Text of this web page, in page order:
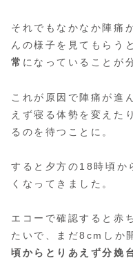
それでもなかなか陣痛
んの様子を見てもらう
常 になっていることが
これが原因で陣痛が進
えず寝る体勢を変えた
るのを待つことに。
すると夕方の18時頃か
くなってきました。
エコーで確認すると赤
たいで、まだ8cmしか
頃からとりあえず分娩